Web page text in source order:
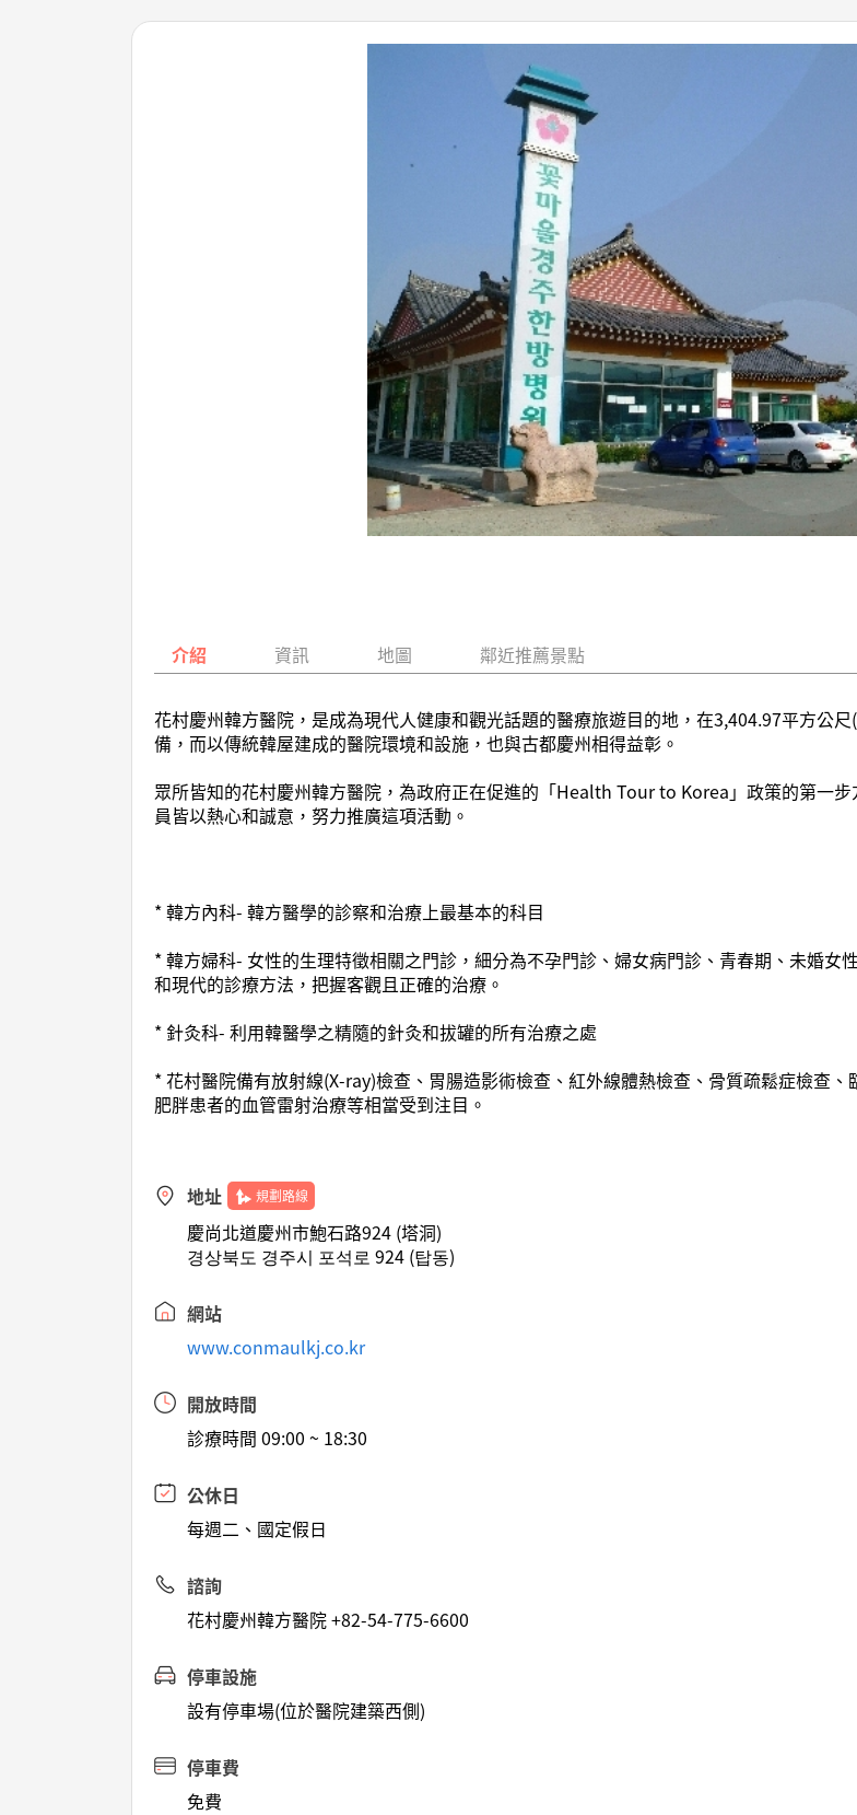
介紹 資訊 地圖 鄰近推薦景點
花村慶州韓方醫院，是成為現代人健康和觀光話題的醫療旅遊目的地，在3,404.97平方公
備，而以傳統韓屋建成的醫院環境和設施，也與古都慶州相得益彰。
眾所皆知的花村慶州韓方醫院，為政府正在促進的「Health Tour to Korea」政策的第一
員皆以熱心和誠意，努力推廣這項活動。
* 韓方內科- 韓方醫學的診察和治療上最基本的科目
* 韓方婦科- 女性的生理特徵相關之門診，細分為不孕門診、婦女病門診、青春期、未婚
和現代的診療方法，把握客觀且正確的治療。
* 針灸科- 利用韓醫學之精隨的針灸和拔罐的所有治療之處
* 花村醫院備有放射線(X-ray)檢查、胃腸造影術檢查、紅外線體熱檢查、骨質疏鬆症檢查
肥胖患者的血管雷射治療等相當受到注目。
地址 規劃路線
慶尚北道慶州市鮑石路924 (塔洞)
경상북도 경주시 포석로 924 (탑동)
網站
www.conmaulkj.co.kr
開放時間
診療時間 09:00 ~ 18:30
公休日
每週二、國定假日
諮詢
花村慶州韓方醫院 +82-54-775-6600
停車設施
設有停車場(位於醫院建築西側)
停車費
免費